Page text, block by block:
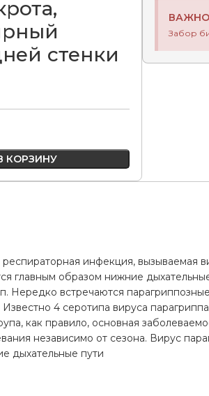
стенки
КОРЗИНУ
Забор
респираторная инфекция, вызываемая
главным образом нижние
Нередко встречаются
4 серотипа вируса
как правило, основная
независимо от сезона. Вирус
дыхательные пути